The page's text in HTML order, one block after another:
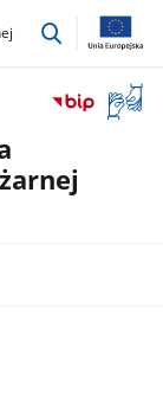
przejdź
okno